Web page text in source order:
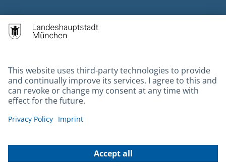
Contact
Gebärdensprache
Datenschutz
Kontakt
© 2026 Portal München Betriebs GmbH & Co. KG - Ein Service der